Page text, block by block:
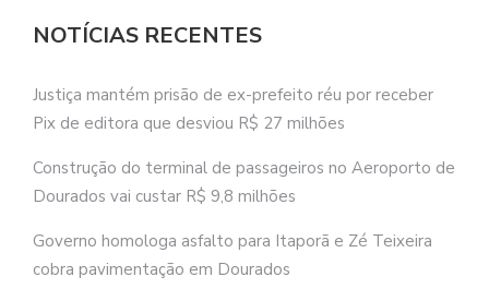
NOTÍCIAS RECENTES
Justiça mantém prisão de ex-prefeito réu por receber
Pix de editora que desviou R$ 27 milhões
Construção do terminal de passageiros no Aeroporto de
Dourados vai custar R$ 9,8 milhões
Governo homologa asfalto para Itaporã e Zé Teixeira
cobra pavimentação em Dourados